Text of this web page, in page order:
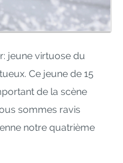
jeune virtuose du
Ce jeune de 15
de la scène
sommes ravis
notre quatrième